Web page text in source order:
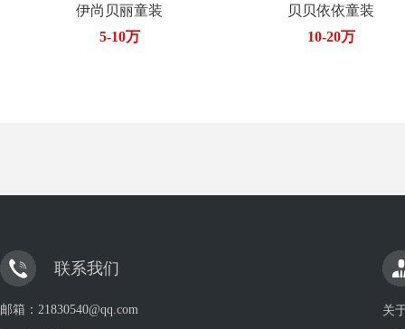
伊尚贝丽童装
5-10万
贝贝依依童装
10-20万
联系我们
邮箱：21830540@qq.com
关